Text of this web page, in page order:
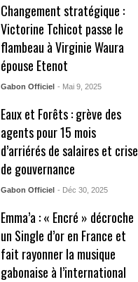
Changement stratégique :
Victorine Tchicot passe le
flambeau à Virginie Waura
épouse Etenot
Gabon Officiel - Mai 9, 2025
Eaux et Forêts : grève des
agents pour 15 mois
d’arriérés de salaires et crise
de gouvernance
Gabon Officiel - Déc 30, 2025
Emma’a : « Encré » décroche
un Single d’or en France et
fait rayonner la musique
gabonaise à l’international